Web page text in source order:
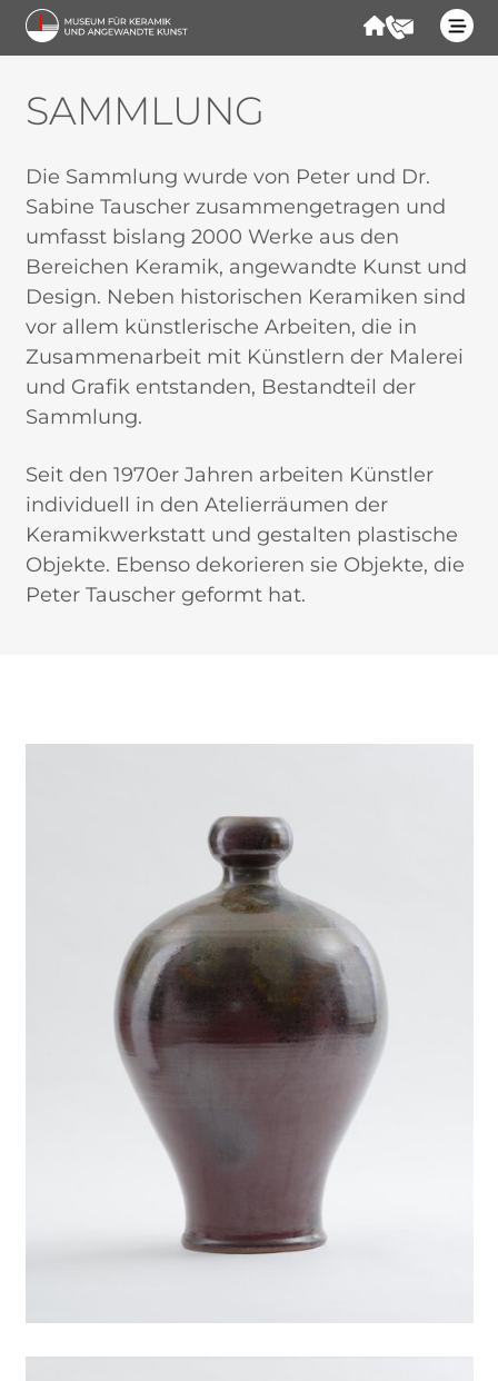
ForumKontakt
Start
Besuchen
Programm
Kontakt
SAMMLUNG
Die Sammlung wurde von Peter und Dr.
Sabine Tauscher zusammengetragen und
umfasst bislang 2000 Werke aus den
Bereichen Keramik, angewandte Kunst und
Design. Neben historischen Keramiken sind
vor allem künstlerische Arbeiten, die in
Zusammenarbeit mit Künstlern der Malerei
und Grafik entstanden, Bestandteil der
Sammlung.
Seit den 1970er Jahren arbeiten Künstler
individuell in den Atelierräumen der
Keramikwerkstatt und gestalten plastische
Objekte. Ebenso dekorieren sie Objekte, die
Peter Tauscher geformt hat.